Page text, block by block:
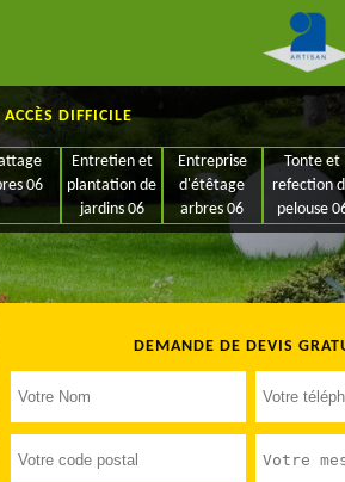
DIFFICILE
06
Entretien et
plantation de
jardins 06
Entreprise
d'étêtage
arbres 06
Tonte et
refection
pelouse
DEMANDE DE DEVIS